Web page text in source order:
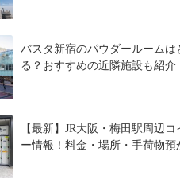
バスタ新宿のパウダールームは
る？おすすめの近隣施設も紹介
【最新】JR大阪・梅田駅周辺コ
ー情報！料金・場所・手荷物預